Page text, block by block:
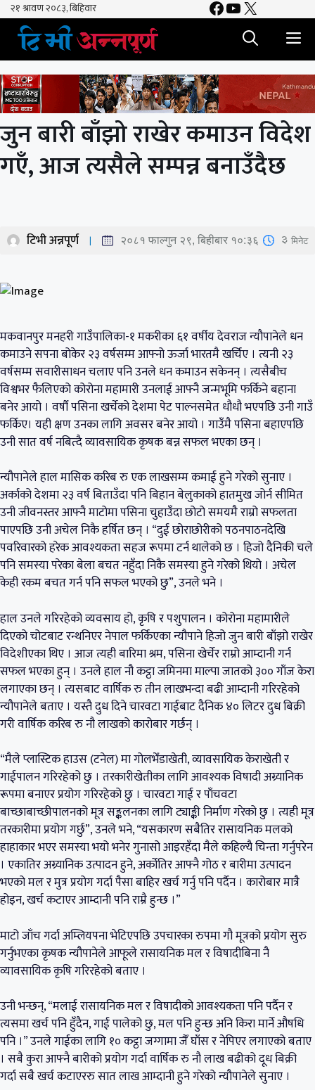
Skip
content
Facebook
YouTube
X
जुन बारी बाँझो राखेर कमाउन विदेश
गएँ, आज त्यसैले सम्पन्न बनाउँदैछ
टिभी अन्नपूर्ण २०८१ फाल्गुन २९, बिहीबार १०:३६ 3 मिनेट
मकवानपुर मनहरी गाउँपालिका-१ मकरीका ६१ वर्षीय देवराज न्यौपानेले धन
कमाउने सपना बोकेर २३ वर्षसम्म आफ्नो ऊर्जा भारतमै खर्चिए । त्यनी २३
वर्षसम्म सवारीसाधन चलाए पनि उनले धन कमाउन सकेनन् । त्यसैबीच
विश्वभर फैलिएको कोरोना महामारी उनलाई आफ्नै जन्मभूमि फर्किने बहाना
बनेर आयो । वर्षौ पसिना खर्चेको देशमा पेट पाल्नसमेत धौधौ भएपछि उनी गाउँ
फर्किए। यही क्षण उनका लागि अवसर बनेर आयो । गाउँमै पसिना बहाएपछि
उनी सात वर्ष नबित्दै व्यावसायिक कृषक बन्न सफल भएका छन् ।
न्यौपानेले हाल मासिक करिब रु एक लाखसम्म कमाई हुने गरेको सुनाए ।
अर्काको देशमा २३ वर्ष बिताउँदा पनि बिहान बेलुकाको हातमुख जोर्न सीमित
उनी जीवनस्तर आफ्नै माटोमा पसिना चुहाउँदा छोटो समयमै राम्रो सफलता
पाएपछि उनी अचेल निकै हर्षित छन् । “दुई छोराछोरीको पठनपाठनदेखि
पवरिवारको हरेक आवश्यकता सहज रूपमा टर्न थालेको छ । हिजो दैनिकी चले
पनि समस्या परेका बेला बचत नहुँदा निकै समस्या हुने गरेको थियो । अचेल
केही रकम बचत गर्न पनि सफल भएको छु”, उनले भने ।
हाल उनले गरिरहेको व्यवसाय हो, कृषि र पशुपालन । कोरोना महामारीले
दिएको चोटबाट रन्थनिएर नेपाल फर्किएका न्यौपाने हिजो जुन बारी बाँझो राखेर
विदेशीएका थिए । आज त्यही बारिमा श्रम, पसिना खेर्चेर राम्रो आम्दानी गर्न
सफल भएका हुन् । उनले हाल नौ कट्ठा जमिनमा माल्पा जातको ३०० गाँज केरा
लगाएका छन् । त्यसबाट वार्षिक रु तीन लाखभन्दा बढी आम्दानी गरिरहेको
न्यौपानेले बताए । यस्तै दुध दिने चारवटा गाईबाट दैनिक ४० लिटर दुध बिक्री
गरी वार्षिक करिब रु नौ लाखको कारोबार गर्छन् ।
“मैले प्लास्टिक हाउस (टनेल) मा गोलभेँडाखेती, व्यावसायिक केराखेती र
गाईपालन गरिरहेको छु । तरकारीखेतीका लागि आवश्यक विषादी अग्र्यानिक
रूपमा बनाएर प्रयोग गरिरहेको छु । चारवटा गाई र पाँचवटा
बाच्छाबाच्छीपालनको मूत्र सङ्कलनका लागि ट्याङ्की निर्माण गरेको छु । त्यही मूत्र
तरकारीमा प्रयोग गर्छु”, उनले भने, “यसकारण सबैतिर रासायनिक मलको
हाहाकार भएर समस्या भयो भनेर गुनासो आइरहँदा मैले कहिल्यै चिन्ता गर्नुपरेन
। एकातिर अग्र्यानिक उत्पादन हुने, अर्कोतिर आफ्नै गोठ र बारीमा उत्पादन
भएको मल र मुत्र प्रयोग गर्दा पैसा बाहिर खर्च गर्नु पनि पर्दैन । कारोबार मात्रै
होइन, खर्च कटाएर आम्दानी पनि राम्रै हुन्छ ।”
माटो जाँच गर्दा अम्लियपना भेटिएपछि उपचारका रुपमा गौ मूत्रको प्रयोग सुरु
गर्नुभएका कृषक न्यौपानेले आफूले रासायनिक मल र विषादीबिना नै
व्यावसायिक कृषि गरिरहेको बताए ।
उनी भन्छन्, “मलाई रासायनिक मल र विषादीको आवश्यकता पनि पर्दैन र
त्यसमा खर्च पनि हुँदैन, गाई पालेको छु, मल पनि हुन्छ अनि किरा मार्ने औषधि
पनि ।” उनले गाईका लागि १० कट्ठा जग्गामा जैँ घाँस र नेपिएर लगाएको बताए
। सबै कुरा आफ्नै बारीको प्रयोग गर्दा वार्षिक रु नौ लाख बढीको दूध बिक्री
गर्दा सबै खर्च कटाएररु सात लाख आम्दानी हुने गरेको न्यौपानेले सुनाए ।